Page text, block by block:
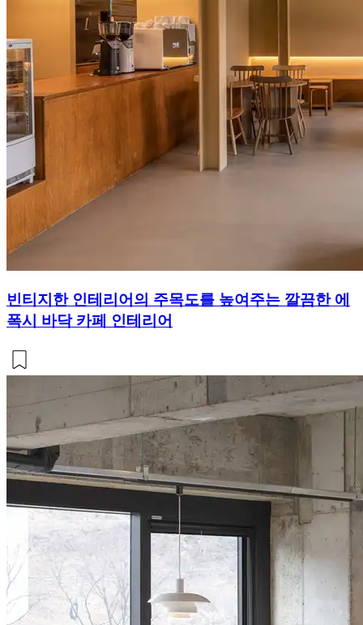
빈티지한 인테리어의 주목도를 높여주는 깔끔한 에
폭시 바닥 카페 인테리어